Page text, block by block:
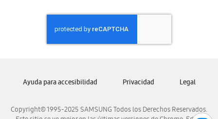
Samsung Honduras
Samsung Nicaragua
Samsung Panamá
Samsung Venezuela
Copyright© 1995-2025 SAMSUNG Todos los Derechos Reservados.
Ayuda para accesibilidad Privacidad Legal